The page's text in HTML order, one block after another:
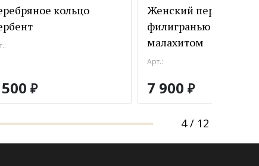
кольцо
₽
Женский перстень с
филигранью из
малахитом
Арт.:
7 900 ₽
4 / 12